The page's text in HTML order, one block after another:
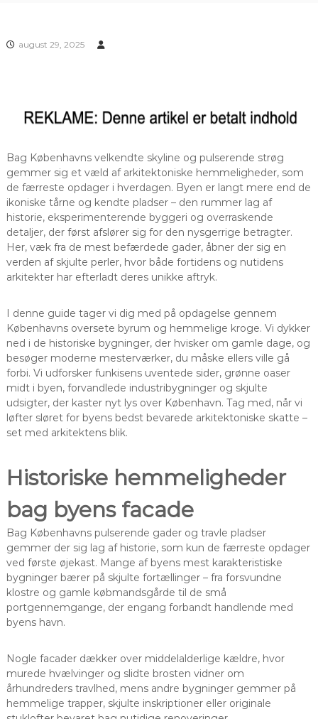
august 29, 2025
Bag Københavns velkendte skyline og pulserende strøg
gemmer sig et væld af arkitektoniske hemmeligheder, som
de færreste opdager i hverdagen. Byen er langt mere end de
ikoniske tårne og kendte pladser – den rummer lag af
historie, eksperimenterende byggeri og overraskende
detaljer, der først afslører sig for den nysgerrige betragter.
Her, væk fra de mest befærdede gader, åbner der sig en
verden af skjulte perler, hvor både fortidens og nutidens
arkitekter har efterladt deres unikke aftryk.
I denne guide tager vi dig med på opdagelse gennem
Københavns oversete byrum og hemmelige kroge. Vi dykker
ned i de historiske bygninger, der hvisker om gamle dage, og
besøger moderne mesterværker, du måske ellers ville gå
forbi. Vi udforsker funkisens uventede sider, grønne oaser
midt i byen, forvandlede industribygninger og skjulte
udsigter, der kaster nyt lys over København. Tag med, når vi
løfter sløret for byens bedst bevarede arkitektoniske skatte –
set med arkitektens blik.
Historiske hemmeligheder
bag byens facade
Bag Københavns pulserende gader og travle pladser
gemmer der sig lag af historie, som kun de færreste opdager
ved første øjekast. Mange af byens mest karakteristiske
bygninger bærer på skjulte fortællinger – fra forsvundne
klostre og gamle købmandsgårde til de små
portgennemgange, der engang forbandt handlende med
byens havn.
Nogle facader dækker over middelalderlige kældre, hvor
murede hvælvinger og slidte brosten vidner om
århundreders travlhed, mens andre bygninger gemmer på
hemmelige trapper, skjulte inskriptioner eller originale